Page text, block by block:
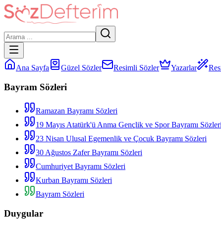
Ana Sayfa Güzel Sözler Resimli Sözler Yazarlar
Bayram Sözleri
Ramazan Bayramı Sözleri
19 Mayıs Atatürk'ü Anma Gençlik ve Spor Bayramı
23 Nisan Ulusal Egemenlik ve Çocuk Bayramı Sözleri
30 Ağustos Zafer Bayramı Sözleri
Cumhuriyet Bayramı Sözleri
Kurban Bayramı Sözleri
Bayram Sözleri
Duygular